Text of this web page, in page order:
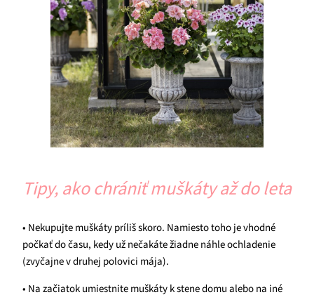
Tipy, ako chrániť muškáty až do leta
• Nekupujte muškáty príliš skoro. Namiesto toho je vhodné
počkať do času, kedy už nečakáte žiadne náhle ochladenie
(zvyčajne v druhej polovici mája).
• Na začiatok umiestnite muškáty k stene domu alebo na iné